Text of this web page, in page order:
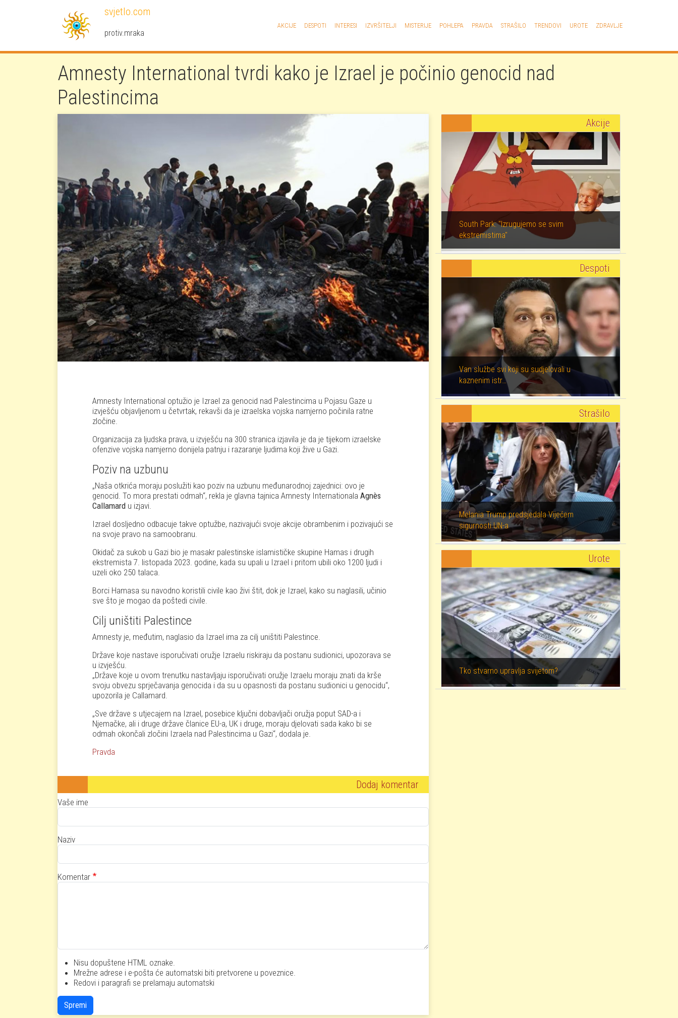
svjetlo.com
protiv.mraka
Glavna navigacija
AKCIJE DESPOTI INTERESI IZVRŠITELJI MISTERIJE POHLEPA PRAVDA STRAŠILO TRENDOVI UROTE ZDRAVLJE
Amnesty International tvrdi kako je Izrael je počinio genocid nad
Palestincima
Amnesty International optužio je Izrael za genocid nad Palestincima u Pojasu Gaze u
izvješću objavljenom u četvrtak, rekavši da je izraelska vojska namjerno počinila ratne
zločine.
Organizacija za ljudska prava, u izvješću na 300 stranica izjavila je da je tijekom izraelske
ofenzive vojska namjerno donijela patnju i razaranje ljudima koji žive u Gazi.
Poziv na uzbunu
Naša otkrića moraju poslužiti kao poziv na uzbunu međunarodnoj zajednici: ovo je
genocid. To mora prestati odmah , rekla je glavna tajnica Amnesty Internationala Agnès
Callamard u izjavi.
Izrael dosljedno odbacuje takve optužbe, nazivajući svoje akcije obrambenim i pozivajući se
na svoje pravo na samoobranu.
Okidač za sukob u Gazi bio je masakr palestinske islamističke skupine Hamas i drugih
ekstremista 7. listopada 2023. godine, kada su upali u Izrael i pritom ubili oko 1200 ljudi i
uzeli oko 250 talaca.
Borci Hamasa su navodno koristili civile kao živi štit, dok je Izrael, kako su naglasili, učinio
sve što je mogao da poštedi civile.
Cilj uništiti Palestince
Amnesty je, međutim, naglasio da Izrael ima za cilj uništiti Palestince.
Države koje nastave isporučivati oružje Izraelu riskiraju da postanu sudionici, upozorava se
u izvješću.
Države koje u ovom trenutku nastavljaju isporučivati oružje Izraelu moraju znati da krše
svoju obvezu sprječavanja genocida i da su u opasnosti da postanu sudionici u genocidu ,
upozorila je Callamard.
Sve države s utjecajem na Izrael, posebice ključni dobavljači oružja poput SAD-a i
Njemačke, ali i druge države članice EU-a, UK i druge, moraju djelovati sada kako bi se
odmah okončali zločini Izraela nad Palestincima u Gazi , dodala je.
Pravda
Dodaj komentar
Vaše ime
Naziv
Komentar
Nisu dopuštene HTML oznake.
Mrežne adrese i e-pošta će automatski biti pretvorene u poveznice.
Redovi i paragrafi se prelamaju automatski
Spremi
Akcije
South Park: "Izrugujemo se svim
ekstremistima"
Despoti
Van službe svi koji su sudjelovali u
kaznenim istr…
Strašilo
Melania Trump predsjedala Vijećem
sigurnosti UN-a
Urote
Tko stvarno upravlja svijetom?